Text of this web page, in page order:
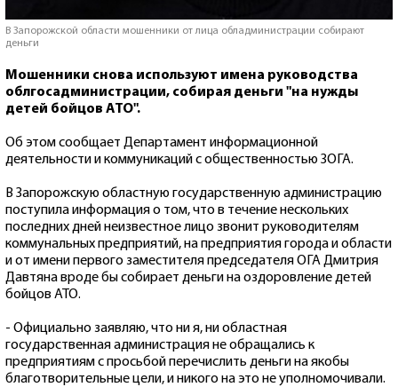
В Запорожской области мошенники от лица обладминистрации собирают
деньги
Мошенники снова используют имена руководства
облгосадминистрации, собирая деньги "на нужды
детей бойцов АТО".
Об этом сообщает Департамент информационной
деятельности и коммуникаций с общественностью ЗОГА.
В Запорожскую областную государственную администрацию
поступила информация о том, что в течение нескольких
последних дней неизвестное лицо звонит руководителям
коммунальных предприятий, на предприятия города и области
и от имени первого заместителя председателя ОГА Дмитрия
Давтяна вроде бы собирает деньги на оздоровление детей
бойцов АТО.
- Официально заявляю, что ни я, ни областная
государственная администрация не обращались к
предприятиям с просьбой перечислить деньги на якобы
благотворительные цели, и никого на это не уполномочивали.